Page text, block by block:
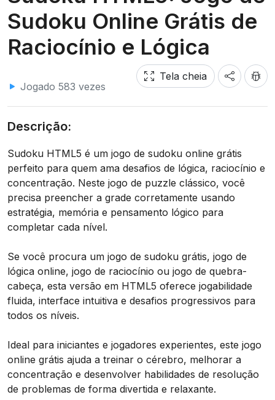
Sudoku Online Grátis de
Raciocínio e Lógica
Jogado 583 vezes
Tela cheia
Descrição:
Sudoku HTML5 é um jogo de sudoku online grátis
perfeito para quem ama desafios de lógica, raciocínio e
concentração. Neste jogo de puzzle clássico, você
precisa preencher a grade corretamente usando
estratégia, memória e pensamento lógico para
completar cada nível.
Se você procura um jogo de sudoku grátis, jogo de
lógica online, jogo de raciocínio ou jogo de quebra-
cabeça, esta versão em HTML5 oferece jogabilidade
fluida, interface intuitiva e desafios progressivos para
todos os níveis.
Ideal para iniciantes e jogadores experientes, este jogo
online grátis ajuda a treinar o cérebro, melhorar a
concentração e desenvolver habilidades de resolução
de problemas de forma divertida e relaxante.